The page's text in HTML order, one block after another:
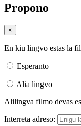
Propono
×
En kiu lingvo estas la
Esperanto
Alia lingvo
Alilingva filmo devas
Interreta adreso: